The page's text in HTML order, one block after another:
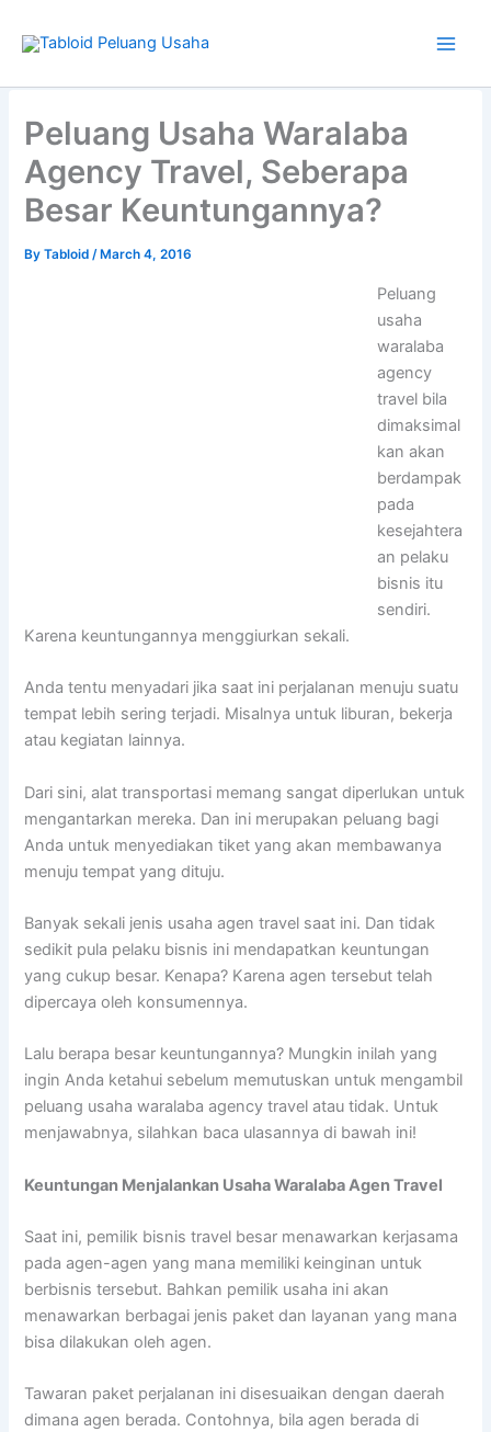
Peluang Usaha Waralaba
Agency Travel, Seberapa
Besar Keuntungannya?
ByTabloid/ March 4, 2016
Peluang
usaha
waralaba
agency
travel bila
dimaksimal
kan akan
berdampak
pada
kesejahtera
an pelaku
bisnis itu
sendiri.
Karena keuntungannya menggiurkan sekali.
Anda tentu menyadari jika saat ini perjalanan menuju suatu
tempat lebih sering terjadi. Misalnya untuk liburan, bekerja
atau kegiatan lainnya.
Dari sini, alat transportasi memang sangat diperlukan untuk
mengantarkan mereka. Dan ini merupakan peluang bagi
Anda untuk menyediakan tiket yang akan membawanya
menuju tempat yang dituju.
Banyak sekali jenis usaha agen travel saat ini. Dan tidak
sedikit pula pelaku bisnis ini mendapatkan keuntungan
yang cukup besar. Kenapa? Karena agen tersebut telah
dipercaya oleh konsumennya.
Lalu berapa besar keuntungannya? Mungkin inilah yang
ingin Anda ketahui sebelum memutuskan untuk mengambil
peluang usaha waralaba agency travel atau tidak. Untuk
menjawabnya, silahkan baca ulasannya di bawah ini!
Keuntungan Menjalankan Usaha Waralaba Agen Travel
Saat ini, pemilik bisnis travel besar menawarkan kerjasama
pada agen-agen yang mana memiliki keinginan untuk
berbisnis tersebut. Bahkan pemilik usaha ini akan
menawarkan berbagai jenis paket dan layanan yang mana
bisa dilakukan oleh agen.
Tawaran paket perjalanan ini disesuaikan dengan daerah
dimana agen berada. Contohnya, bila agen berada di
your
email…